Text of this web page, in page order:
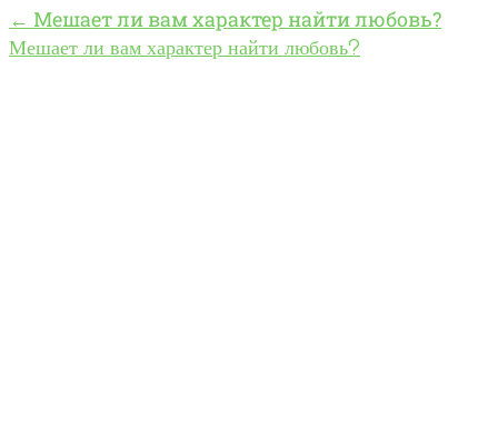
← Мешает ли вам характер найти любовь?
Мешает ли вам характер найти любовь?